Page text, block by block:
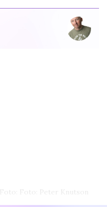
Foto: Foto: Peter Knutson